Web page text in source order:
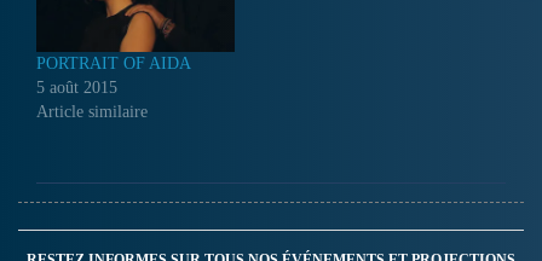
PORTRAIT OF AIDA
5 août 2015
Article similaire